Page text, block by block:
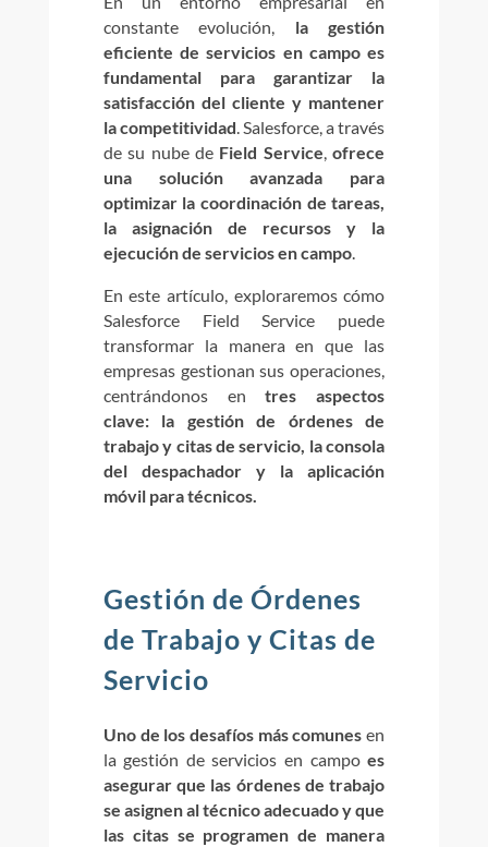
constante evolución, la gestión
eficiente de servicios en campo es
fundamental para garantizar la
satisfacción del cliente y mantener
la competitividad. Salesforce, a través
de su nube de Field Service,ofrece
una solución avanzada para
optimizar la coordinación de tareas,
la asignación de recursos y la
ejecución de servicios en campo.
En este artículo, exploraremos cómo
Salesforce Field Service puede
transformar la manera en que las
empresas gestionan sus operaciones,
centrándonos entres aspectos
clave: la gestión de órdenes de
trabajo y citas de servicio, la consola
del despachador y la aplicación
móvil para técnicos.
Gestión de Órdenes
de Trabajo y Citas de
Servicio
Uno de los desafíos más comunes en
la gestión de servicios en campoes
asegurar que las órdenes de trabajo
se asignen al técnico adecuado y que
las citas se programen de manera